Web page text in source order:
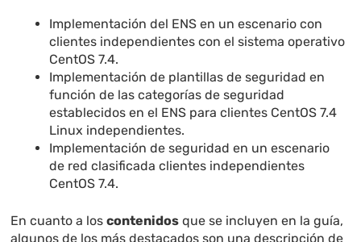
Implementación del ENS en un escenario con
clientes independientes con el sistema operativo
CentOS 7.4.
Implementación de plantillas de seguridad en
función de las categorías de seguridad
establecidos en el ENS para clientes CentOS 7.4
Linux independientes.
Implementación de seguridad en un escenario
de red clasificada clientes independientes
CentOS 7.4.
En cuanto a loscontenidos que se incluyen en la guía,
algunos de los más destacados son una descripción de